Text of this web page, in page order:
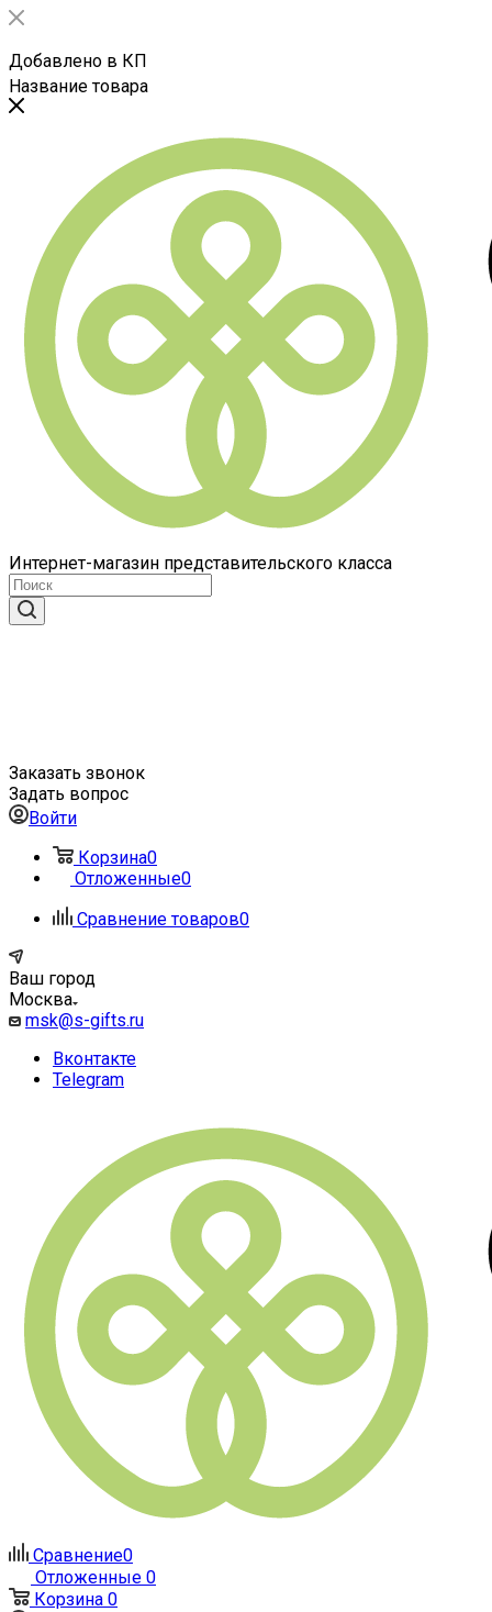
Добавлено в КП
Название товара
Интернет-магазин представительского класса
Заказать звонок
Задать вопрос
Войти
Корзина0
Отложенные0
Сравнение товаров0
Ваш город
Москва
msk@s-gifts.ru
Вконтакте
Telegram
Сравнение0
Отложенные 0
Корзина 0